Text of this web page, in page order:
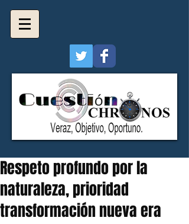
Respeto profundo por la
naturaleza, prioridad
transformación nueva era